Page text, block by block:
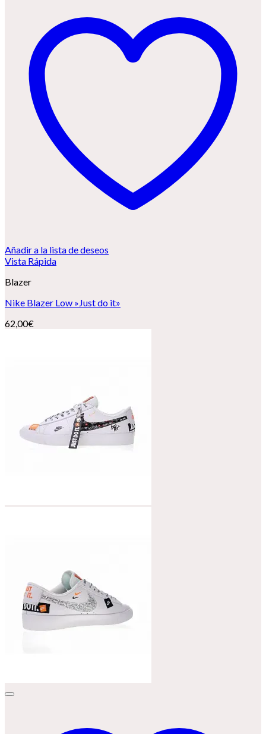
Añadir a la lista de deseos
Vista Rápida
Blazer
Nike Blazer Low »Just do it»
62,00€